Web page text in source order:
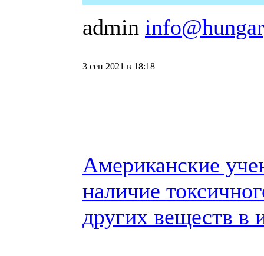
admin
3 сен 2021 в 18:18
Американские
наличие
других веществ в